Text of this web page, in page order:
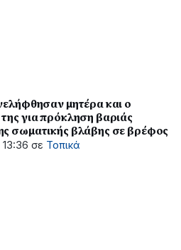
μητέρα και ο
για πρόκληση βαριάς
σωματικής βλάβης σε βρέφος
σε Τοπικά